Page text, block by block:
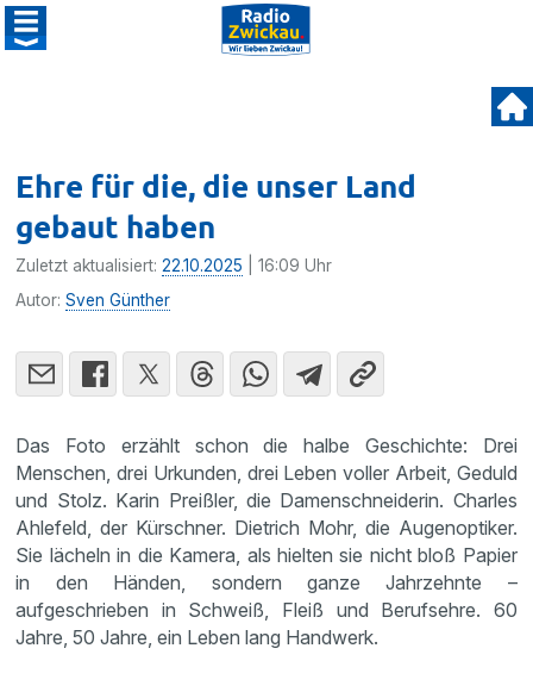
Ehre für die, die unser Land
gebaut haben
Zuletzt aktualisiert:22.10.2025 | 16:09 Uhr
Autor:Sven Günther
Das Foto erzählt schon die halbe Geschichte: Drei
Menschen, drei Urkunden, drei Leben voller Arbeit, Geduld
und Stolz. Karin Preißler, die Damenschneiderin. Charles
Ahlefeld, der Kürschner. Dietrich Mohr, die Augenoptiker.
Sie lächeln in die Kamera, als hielten sie nicht bloß Papier
in den Händen, sondern ganze Jahrzehnte –
aufgeschrieben in Schweiß, Fleiß und Berufsehre. 60
Jahre, 50 Jahre, ein Leben lang Handwerk.